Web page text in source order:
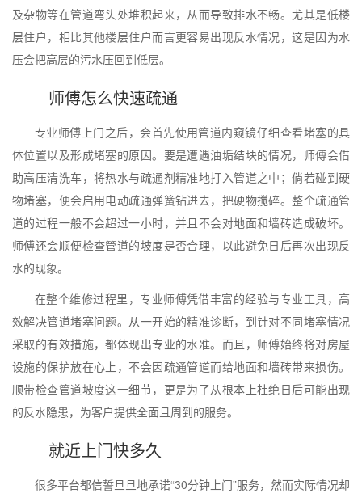
及杂物等在管道弯头处堆积起来，从而导致排水不畅。尤其是低楼
层住户，相比其他楼层住户而言更容易出现反水情况，这是因为水
压会把高层的污水压回到低层。
师傅怎么快速疏通
专业师傅上门之后，会首先使用管道内窥镜仔细查看堵塞的具
体位置以及形成堵塞的原因。要是遭遇油垢结块的情况，师傅会借
助高压清洗车，将热水与疏通剂精准地打入管道之中；倘若碰到硬
物堵塞，便会启用电动疏通弹簧钻进去，把硬物搅碎。整个疏通管
道的过程一般不会超过一小时，并且不会对地面和墙砖造成破坏。
师傅还会顺便检查管道的坡度是否合理，以此避免日后再次出现反
水的现象。
在整个维修过程里，专业师傅凭借丰富的经验与专业工具，高
效解决管道堵塞问题。从一开始的精准诊断，到针对不同堵塞情况
采取的有效措施，都体现出专业的水准。而且，师傅始终将对房屋
设施的保护放在心上，不会因疏通管道而给地面和墙砖带来损伤。
顺带检查管道坡度这一细节，更是为了从根本上杜绝日后可能出现
的反水隐患，为客户提供全面且周到的服务。
就近上门快多久
很多平台都信誓旦旦地承诺“30分钟上门”服务，然而实际情况却